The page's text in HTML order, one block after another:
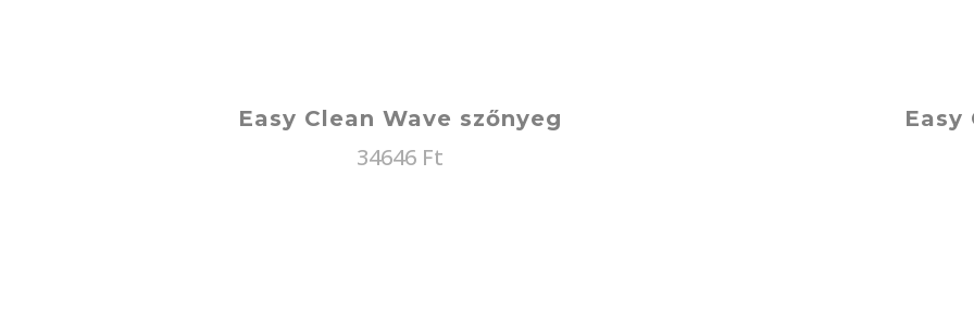
Easy Clean Wave szőnyeg
34646 Ft
Easy